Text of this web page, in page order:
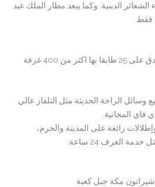
الدينية. وكما يبعد مطار الملك عبد
الغرف والأجنحة : يحتوي الفندق على 25 طابقا بها اكثر من 400 غرفة
وسائل الراحة الحديثة مثل التلفاز عالي
فاي المجانية.
رائعة على المدينة والحرم،
الغرف 24 ساعة.
مكة جبل كعبة